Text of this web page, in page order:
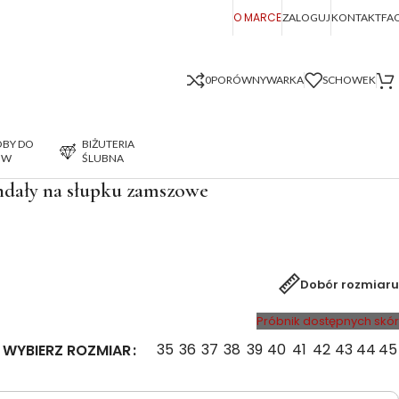
O MARCEZALOGUJKONTAKT
0PORÓWNYWARKA SCHOWEK
DO
BIŻUTERIA
ŚLUBNA
na słupku zamszowe
Dobór rozmiaru
Próbnik dostępnych skór
WYBIERZ ROZMIAR 35 36 37 38 39 40 41 42 43 44 45